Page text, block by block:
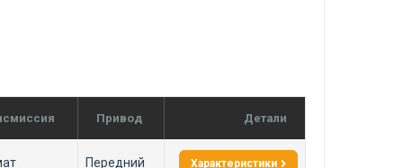
Привод Детали
Передний Характеристики